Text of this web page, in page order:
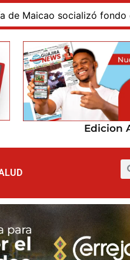
socializó fondo de
Edicion